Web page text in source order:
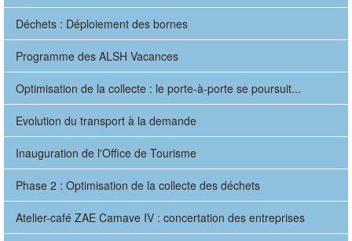
Déchets : Déploiement des bornes
Programme des ALSH Vacances
Optimisation de la collecte : le porte-à-porte se poursuit...
Evolution du transport à la demande
Inauguration de l'Office de Tourisme
Phase 2 : Optimisation de la collecte des déchets
Atelier-café ZAE Camave IV : concertation des entreprises